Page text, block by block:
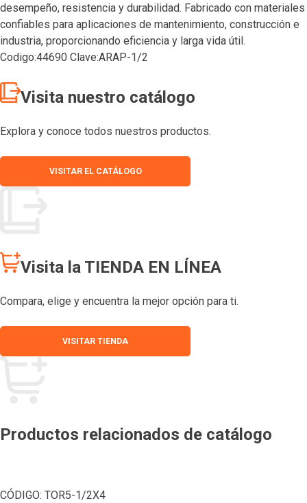
desempeño, resistencia y durabilidad. Fabricado con materiales
confiables para aplicaciones de mantenimiento, construcción e
industria, proporcionando eficiencia y larga vida útil.
Codigo:44690 Clave:ARAP-1/2
Visita nuestro catálogo
Explora y conoce todos nuestros productos.
VISITAR EL CATÁLOGO
Visita la TIENDA EN LÍNEA
Compara, elige y encuentra la mejor opción para ti.
VISITAR TIENDA
Productos relacionados de catálogo
CÓDIGO: TOR5-1/2X4